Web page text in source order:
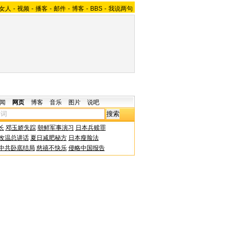
人 - 视频 - 播客 - 邮件 - 博客 - BBS - 我说两句
网页 博客 音乐 图片 说吧
邓玉娇失踪 朝鲜军事演习 日本兵赎罪
温总讲话 夏日减肥秘方 日本瘦脸法
共卧底结局 慈禧不快乐 侵略中国报告